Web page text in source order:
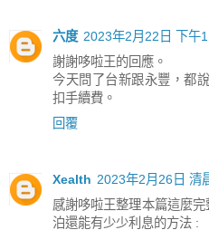
六度 2023年2月22日 下午
謝謝哆啦王的回應。
今天問了台新跟永豐，都
扣手續費。
回覆
Xealth 2023年2月26日 清
感謝哆啦王整理本篇這麼
泊還能有少少利息的方法 :